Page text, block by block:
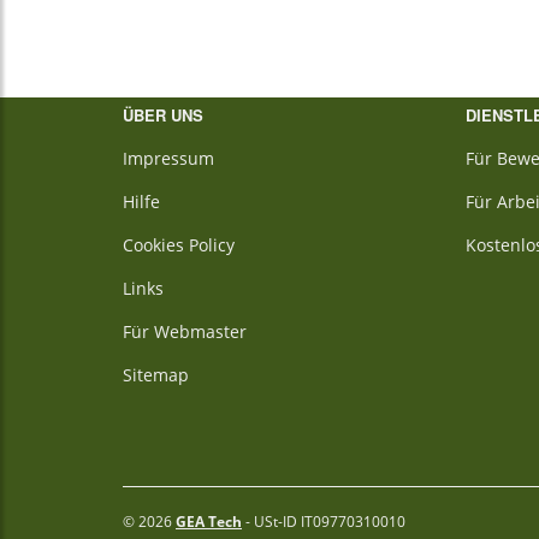
ÜBER UNS
Impressum
Hilfe
Cookies Policy
Links
Für Webmaster
Sitemap
Für
Für
© 2026GEA Tech - USt-ID IT09770310010